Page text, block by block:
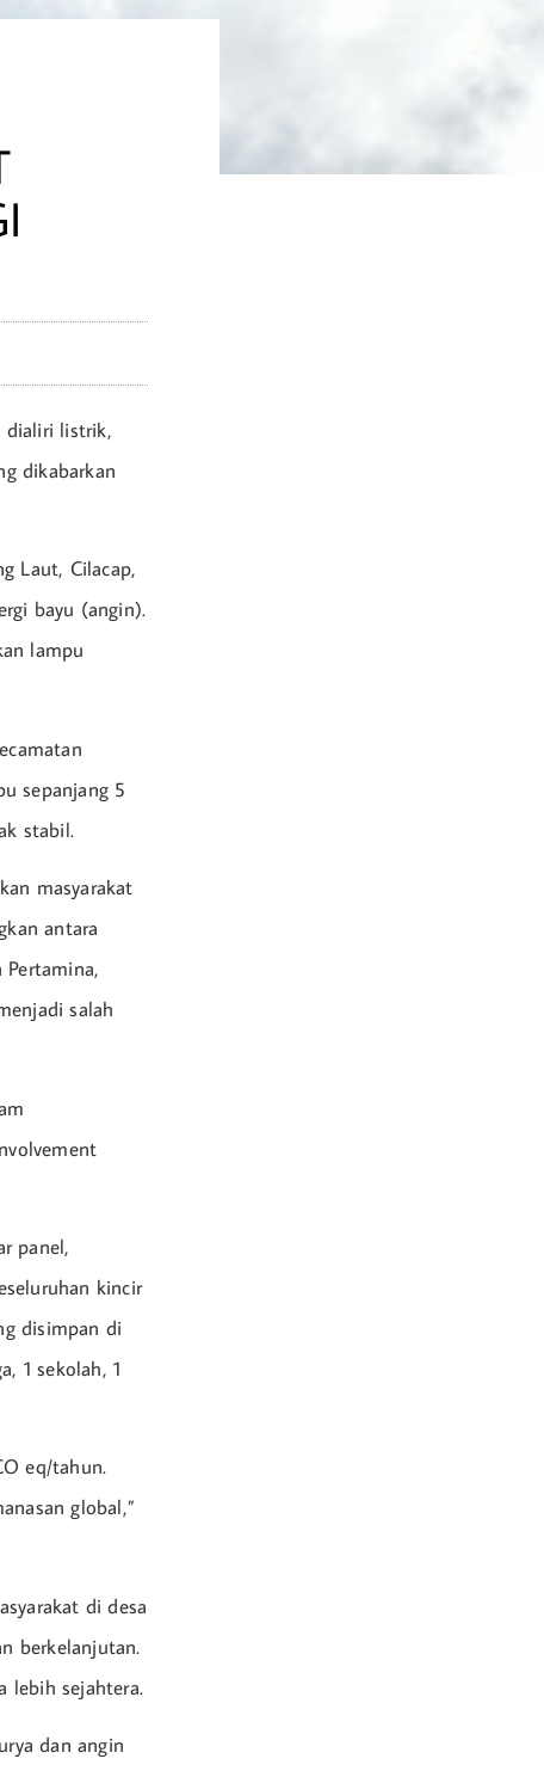
dialiri listrik,
dikabarkan
Laut, Cilacap,
bayu (angin).
lampu
sepanjang 5
stabil.
masyarakat
antara
salah
panel,
kincir
disimpan di
1 sekolah, 1
eq/tahun.
global,”
di desa
berkelanjutan.
lebih sejahtera.
dan angin